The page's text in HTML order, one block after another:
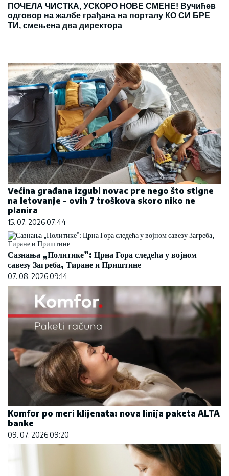
ПОЧЕЛА ЧИСТКА, УСКОРО НОВЕ СМЕНЕ! Вучићев
одговор на жалбе грађана на порталу КО СИ БРЕ
ТИ, смењена два директора
Većina građana izgubi novac pre nego što stigne
na letovanje - ovih 7 troškova skoro niko ne
planira
15. 07. 2026 07:44
Сазнања „Политике”: Црна Гора следећа у војном
савезу Загреба, Тиране и Приштине
07. 08. 2026 09:14
Komfor po meri klijenata: nova linija paketa ALTA
banke
09. 07. 2026 09:20